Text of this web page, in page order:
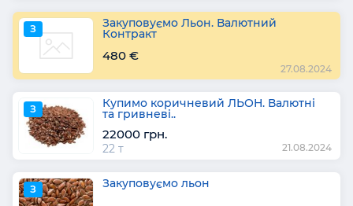
З Закуповуємо Льон. Валютний
Контракт
480 €
27.08.2024
З Купимо коричневий ЛЬОН. Валютні
та гривневі..
22000 грн.
22 т 21.08.2024
З Закуповуємо льон